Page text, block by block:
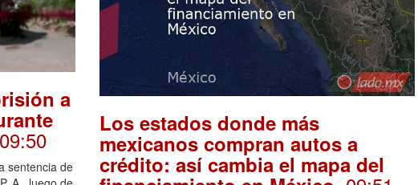
a
sentencia de
Los estados donde más
mexicanos compran autos a
crédito: así cambia el mapa del